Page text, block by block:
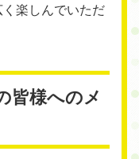
楽しんでいただ
皆様へのメ